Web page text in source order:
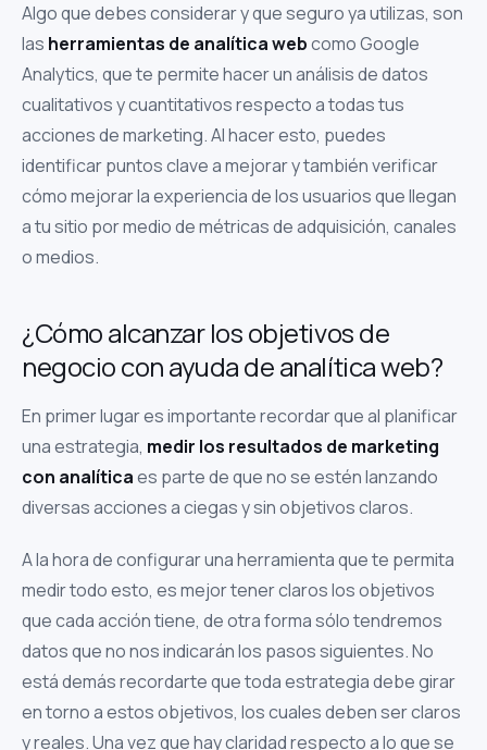
Algo que debes considerar y que seguro ya utilizas, son
las herramientas de analítica webcomo Google
Analytics, que te permite hacer un análisis de datos
cualitativos y cuantitativos respecto a todas tus
acciones de marketing. Al hacer esto, puedes
identificar puntos clave a mejorar y también verificar
cómo mejorar la experiencia de los usuarios que llegan
a tu sitio por medio de métricas de adquisición, canales
o medios.
¿Cómo alcanzar los objetivos de
negocio con ayuda de analítica web?
En primer lugar es importante recordar que al planificar
una estrategia, medir los resultados de marketing
con analíticaes parte de que no se estén lanzando
diversas acciones a ciegas y sin objetivos claros.
A la hora de configurar una herramienta que te permita
medir todo esto, es mejor tener claros los objetivos
que cada acción tiene, de otra forma sólo tendremos
datos que no nos indicarán los pasos siguientes. No
está demás recordarte que toda estrategia debe girar
en torno a estos objetivos, los cuales deben ser claros
y reales. Una vez que hay claridad respecto a lo que se